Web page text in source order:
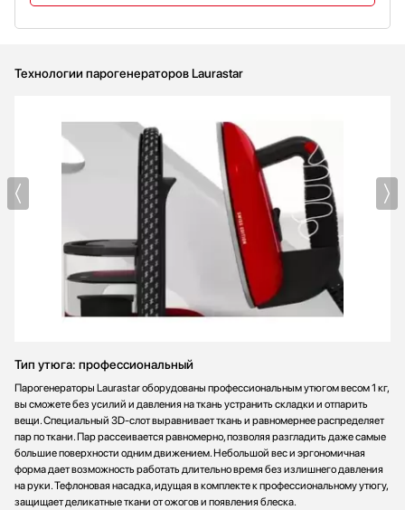
Технологии парогенераторов Laurastar
Тип утюга: профессиональный
Парогенераторы Laurastar оборудованы профессиональным утюгом весом 1 кг,
вы сможете без усилий и давления на ткань устранить складки и отпарить
вещи. Специальный 3D-слот выравнивает ткань и равномернее распределяет
пар по ткани. Пар рассеивается равномерно, позволяя разгладить даже самые
большие поверхности одним движением. Небольшой вес и эргономичная
форма дает возможность работать длительно время без излишнего давления
на руки. Тефлоновая насадка, идущая в комплекте к профессиональному утюгу,
защищает деликатные ткани от ожогов и появления блеска.